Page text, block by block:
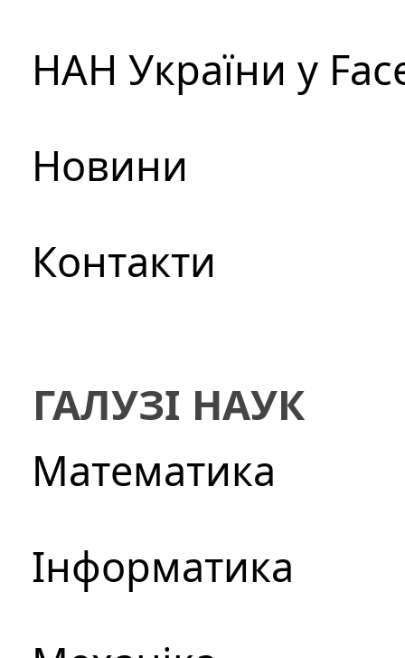
НАН України у
Новини
Контакти
ГАЛУЗІ НАУК
Математика
Інформатика